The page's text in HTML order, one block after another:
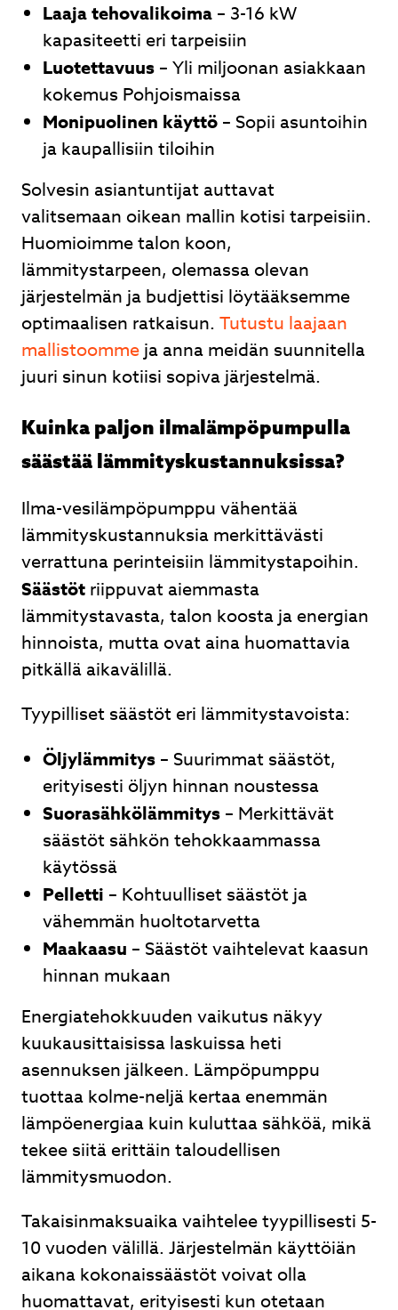
Laaja tehovalikoima – 3-16 kW
kapasiteetti eri tarpeisiin
Luotettavuus – Yli miljoonan asiakkaan
kokemus Pohjoismaissa
Monipuolinen käyttö – Sopii asuntoihin
ja kaupallisiin tiloihin
Solvesin asiantuntijat auttavat
valitsemaan oikean mallin kotisi tarpeisiin.
Huomioimme talon koon,
lämmitystarpeen, olemassa olevan
järjestelmän ja budjettisi löytääksemme
optimaalisen ratkaisun. Tutustu laajaan
mallistoomme ja anna meidän suunnitella
juuri sinun kotiisi sopiva järjestelmä.
Kuinka paljon ilmalämpöpumpulla
säästää lämmityskustannuksissa?
Ilma-vesilämpöpumppu vähentää
lämmityskustannuksia merkittävästi
verrattuna perinteisiin lämmitystapoihin.
Säästöt riippuvat aiemmasta
lämmitystavasta, talon koosta ja energian
hinnoista, mutta ovat aina huomattavia
pitkällä aikavälillä.
Tyypilliset säästöt eri lämmitystavoista:
Öljylämmitys – Suurimmat säästöt,
erityisesti öljyn hinnan noustessa
Suorasähkölämmitys – Merkittävät
säästöt sähkön tehokkaammassa
käytössä
Pelletti – Kohtuulliset säästöt ja
vähemmän huoltotarvetta
Maakaasu – Säästöt vaihtelevat kaasun
hinnan mukaan
Energiatehokkuuden vaikutus näkyy
kuukausittaisissa laskuissa heti
asennuksen jälkeen. Lämpöpumppu
tuottaa kolme-neljä kertaa enemmän
lämpöenergiaa kuin kuluttaa sähköä, mikä
tekee siitä erittäin taloudellisen
lämmitysmuodon.
Takaisinmaksuaika vaihtelee tyypillisesti 5-
10 vuoden välillä. Järjestelmän käyttöiän
aikana kokonaissäästöt voivat olla
huomattavat, erityisesti kun otetaan